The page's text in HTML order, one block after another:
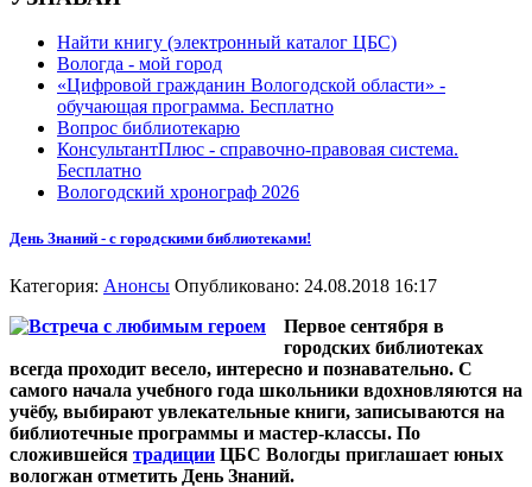
Найти книгу (электронный каталог ЦБС)
Вологда - мой город
«Цифровой гражданин Вологодской области» -
обучающая программа. Бесплатно
Вопрос библиотекарю
КонсультантПлюс - справочно-правовая система.
Бесплатно
Вологодский хронограф 2026
День Знаний - c городскими библиотеками!
Категория: Анонсы Опубликовано: 24.08.2018 16:17
Первое сентября в
городских библиотеках
всегда проходит весело, интересно и познавательно. С
самого начала учебного года школьники вдохновляются на
учёбу, выбирают увлекательные книги, записываются на
библиотечные программы и мастер-классы. По
сложившейся традиции ЦБС Вологды приглашает юных
вологжан отметить День Знаний.